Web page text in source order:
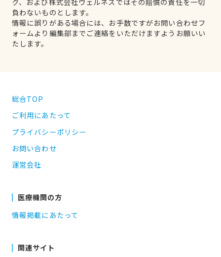
負わないものとします。
情報に誤りがある場合には、お手数ですがお問い合わせフ
ォームより編集部までご連絡をいただけますようお願いい
たします。
総合TOP
ご利用にあたって
プライバシーポリシー
お問い合わせ
運営会社
医療機関の方
情報掲載にあたって
関連サイト